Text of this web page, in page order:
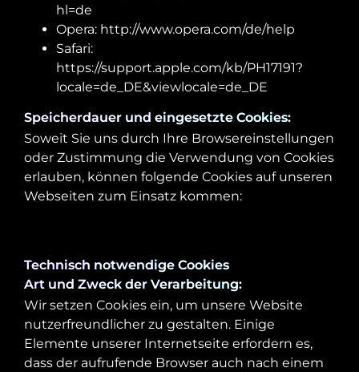
hl=de
Opera: http://www.opera.com/de/help
Safari:
https://support.apple.com/kb/PH17191?
locale=de_DE&viewlocale=de_DE
Speicherdauer und eingesetzte Cookies:
Soweit Sie uns durch Ihre Browsereinstellungen
oder Zustimmung die Verwendung von Cookies
erlauben, können folgende Cookies auf unseren
Webseiten zum Einsatz kommen:
Technisch notwendige Cookies
Art und Zweck der Verarbeitung:
Wir setzen Cookies ein, um unsere Website
nutzerfreundlicher zu gestalten. Einige
Elemente unserer Internetseite erfordern es,
dass der aufrufende Browser auch nach einem